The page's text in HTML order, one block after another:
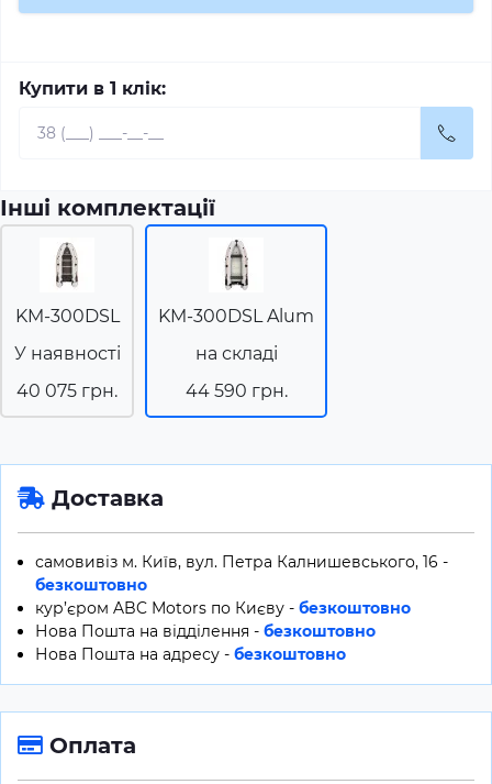
Купити в 1 клік:
Інші комплектації
KM-300DSL
У наявності
40 075 грн.
KM-300DSL Alum
на складі
44 590 грн.
Доставка
самовивіз м. Київ, вул. Петра Калнишевського, 16 -
безкоштовно
кур’єром ABC Motors по Києву - безкоштовно
Нова Пошта на відділення - безкоштовно
Нова Пошта на адресу - безкоштовно
Оплата